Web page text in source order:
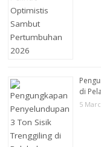
di
5